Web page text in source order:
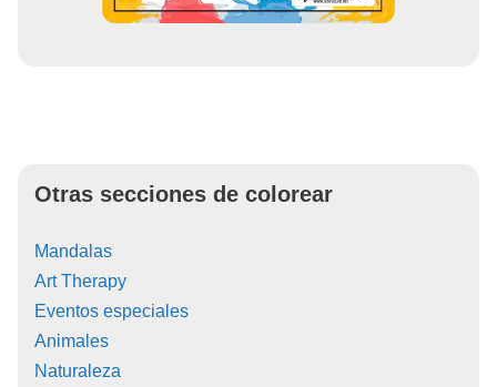
Otras secciones de colorear
Mandalas
Art Therapy
Eventos especiales
Animales
Naturaleza